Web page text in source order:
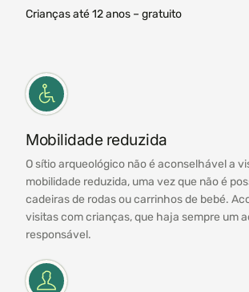
Crianças até 12 anos – gratuito
Mobilidade reduzida
O sítio arqueológico não é aconselhável a
mobilidade reduzida, uma vez que não é
cadeiras de rodas ou carrinhos de bebé.
visitas com crianças, que haja sempre um
responsável.